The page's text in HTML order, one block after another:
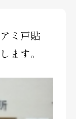
ミ戸貼
ます。